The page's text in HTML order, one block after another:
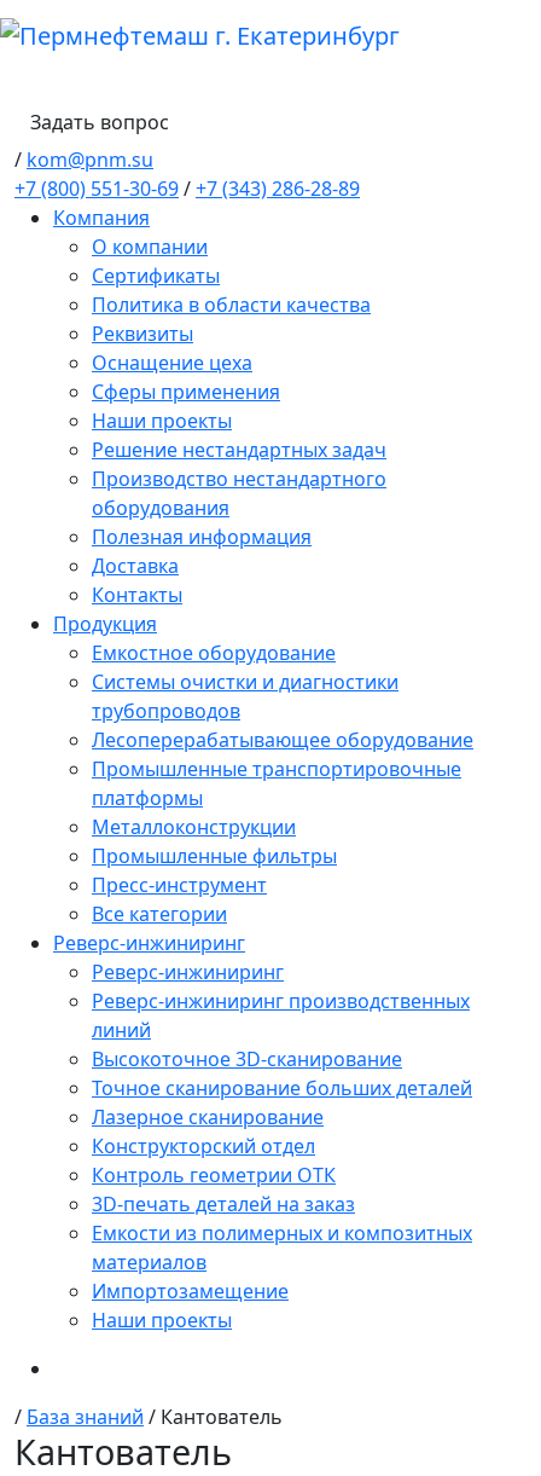
Задать вопрос
/ kom@pnm.su
+7 (800) 551-30-69/+7 (343) 286-28-89
Компания
О компании
Сертификаты
Политика в области качества
Реквизиты
Оснащение цеха
Сферы применения
Наши проекты
Решение нестандартных задач
Производство нестандартного
оборудования
Полезная информация
Доставка
Контакты
Продукция
Емкостное оборудование
Системы очистки и диагностики
трубопроводов
Лесоперерабатывающее оборудование
Промышленные транспортировочные
платформы
Металлоконструкции
Промышленные фильтры
Пресс-инструмент
Все категории
Реверс-инжиниринг
Реверс-инжиниринг
Реверс-инжиниринг производственных
линий
Высокоточное 3D-сканирование
Точное сканирование больших деталей
Лазерное сканирование
Конструкторский отдел
Контроль геометрии ОТК
3D-печать деталей на заказ
Емкости из полимерных и композитных
материалов
Импортозамещение
Наши проекты
/ База знаний / Кантователь
Кантователь